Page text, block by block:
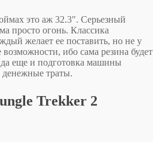
это аж 32.3″. Серьезный
просто огонь. Классика
желает ее поставить, но не у
ибо сама резина будет
да еще и подготовка машины
денежные траты.
Trekker 2